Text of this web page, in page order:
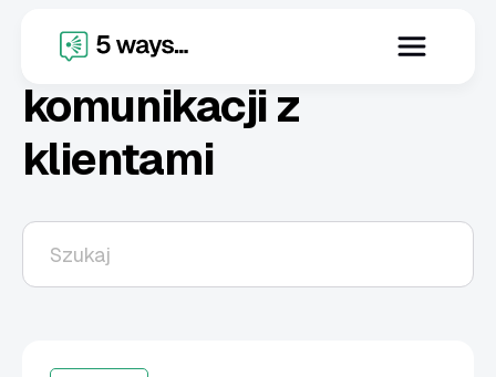
zasady skutecznej
komunikacji z
klientami